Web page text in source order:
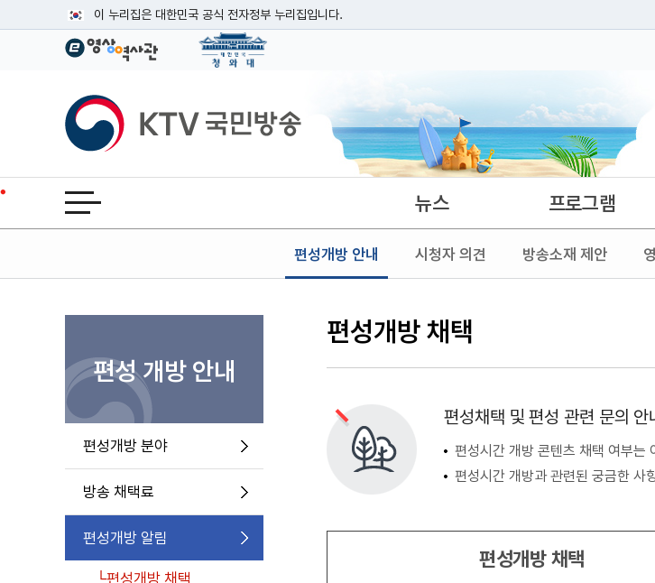
이 누리집은 대한민국 공식 전자정부 누리집입니다.
공식 누리집 주소 확인하기
이밖에 or.kr 또는 .kr등 다른 도메인 주소를 사용하고 있다면 아래 URL에서 도메인 주소를 확인해 보세요
운영중인 공식 누리집보기
KTV국민방송
전체메뉴 열기 뉴스 프로그램
편성개방 안내 시청자 의견 방송소재 제안
편성 개방 안내
편성개방 분야
방송 채택료
편성개방 알림
└편성개방 채택
편성개방 채택
편성채택 및 편성 관련 문의 안
편성시간 개방 콘텐츠 채택 여부는
편성시간 개방과 관련된 궁금한 사
편성개방 채택